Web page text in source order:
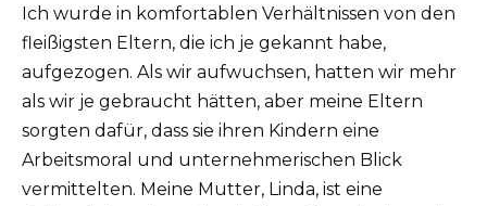
Ich wurde in komfortablen Verhältnissen von den
fleißigsten Eltern, die ich je gekannt habe,
aufgezogen. Als wir aufwuchsen, hatten wir mehr
als wir je gebraucht hätten, aber meine Eltern
sorgten dafür, dass sie ihren Kindern eine
Arbeitsmoral und unternehmerischen Blick
vermittelten. Meine Mutter, Linda, ist eine